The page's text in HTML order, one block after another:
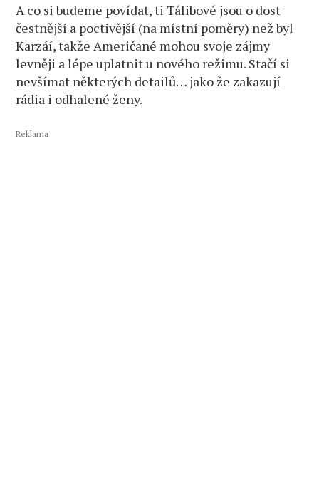
A co si budeme povídat, ti Tálibové jsou o dost
čestnější a poctivější (na místní poměry) než byl
Karzáí, takže Američané mohou svoje zájmy
levněji a lépe uplatnit u nového režimu. Stačí si
nevšímat některých detailů… jako že zakazují
rádia i odhalené ženy.
Reklama